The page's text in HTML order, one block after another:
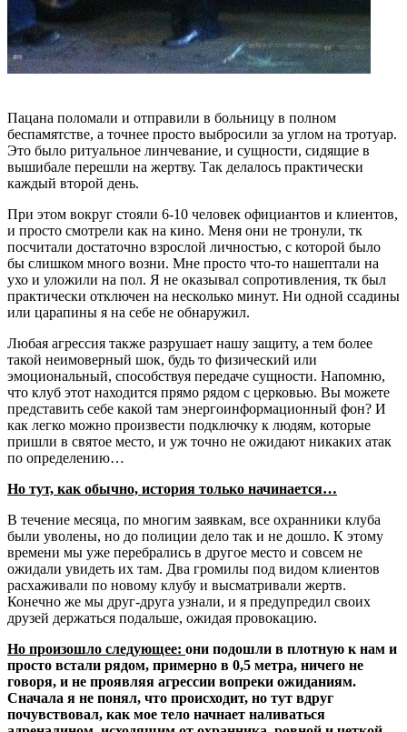
Пацана поломали и отправили в больницу в полном
беспамятстве, а точнее просто выбросили за углом на тротуар.
Это было ритуальное линчевание, и сущности, сидящие в
вышибале перешли на жертву. Так делалось практически
каждый второй день.
При этом вокруг стояли 6-10 человек официантов и клиентов,
и просто смотрели как на кино. Меня они не тронули, тк
посчитали достаточно взрослой личностью, с которой было
бы слишком много возни. Мне просто что-то нашептали на
ухо и уложили на пол. Я не оказывал сопротивления, тк был
практически отключен на несколько минут. Ни одной ссадины
или царапины я на себе не обнаружил.
Любая агрессия также разрушает нашу защиту, а тем более
такой неимоверный шок, будь то физический или
эмоциональный, способствуя передаче сущности. Напомню,
что клуб этот находится прямо рядом с церковью. Вы можете
представить себе какой там энергоинформационный фон? И
как легко можно произвести подключку к людям, которые
пришли в святое место, и уж точно не ожидают никаких атак
по определению…
Но тут, как обычно, история только начинается…
В течение месяца, по многим заявкам, все охранники клуба
были уволены, но до полиции дело так и не дошло. К этому
времени мы уже перебрались в другое место и совсем не
ожидали увидеть их там. Два громилы под видом клиентов
расхаживали по новому клубу и высматривали жертв.
Конечно же мы друг-друга узнали, и я предупредил своих
друзей держаться подальше, ожидая провокацию.
Но произошло следующее: они подошли в плотную к нам и
просто встали рядом, примерно в 0,5 метра, ничего не
говоря, и не проявляя агрессии вопреки ожиданиям.
Сначала я не понял, что происходит, но тут вдруг
почувствовал, как мое тело начнает наливаться